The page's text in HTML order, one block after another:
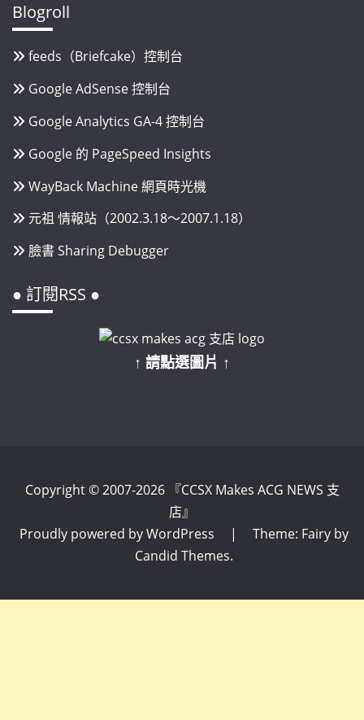
Blogroll
feeds（Briefcake）控制台
Google AdSense 控制台
Google Analytics GA-4 控制台
Google 的 PageSpeed Insights
WayBack Machine 網頁時光機
元祖 情報站（2002.3.18～2007.1.18）
臉書 Sharing Debugger
● 訂閱RSS ●
↑ 請點選圖片 ↑
Copyright © 2007-2026 『CCSX Makes ACG NEWS 支
店』
Proudly powered by WordPress
|
Theme: Fairy by
Candid Themes.